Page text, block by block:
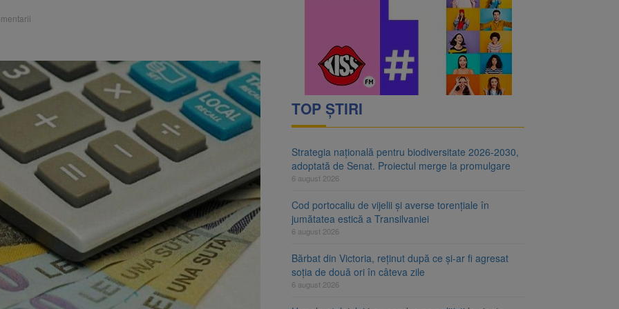
TOP ȘTIRI
Strategia națională pentru biodiversitate 2026-2030,
adoptată de Senat. Proiectul merge la promulgare
6 august 2026
Cod portocaliu de vijelii și averse torențiale în
jumătatea estică a Transilvaniei
6 august 2026
Bărbat din Victoria, reținut după ce și-ar fi agresat
soția de două ori în câteva zile
6 august 2026